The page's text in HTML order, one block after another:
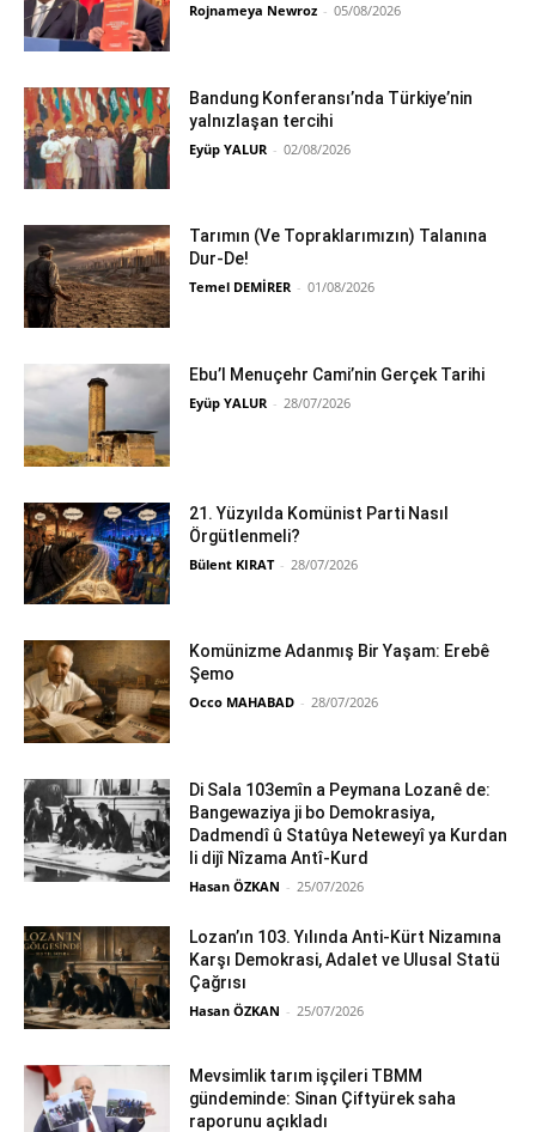
Rojnameya Newroz - 05/08/2026
Bandung Konferansı’nda Türkiye’nin
yalnızlaşan tercihi
Eyüp YALUR - 02/08/2026
Tarımın (Ve Topraklarımızın) Talanına
Dur-De!
Temel DEMİRER - 01/08/2026
Ebu’l Menuçehr Cami’nin Gerçek Tarihi
Eyüp YALUR - 28/07/2026
21. Yüzyılda Komünist Parti Nasıl
Örgütlenmeli?
Bülent KIRAT - 28/07/2026
Komünizme Adanmış Bir Yaşam: Erebê
Şemo
Occo MAHABAD - 28/07/2026
Di Sala 103emîn a Peymana Lozanê de:
Bangewaziya ji bo Demokrasiya,
Dadmendî û Statûya Neteweyî ya Kurdan
li dijî Nîzama Antî-Kurd
Hasan ÖZKAN - 25/07/2026
Lozan’ın 103. Yılında Anti-Kürt Nizamına
Karşı Demokrasi, Adalet ve Ulusal Statü
Çağrısı
Hasan ÖZKAN - 25/07/2026
Mevsimlik tarım işçileri TBMM
gündeminde: Sinan Çiftyürek saha
raporunu açıkladı